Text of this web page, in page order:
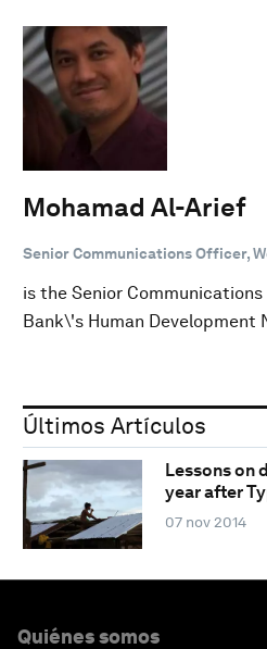
Mohamad Al-Arief
Senior Communications Officer,
is the Senior
Bank\'s Human Development
Últimos Artículos
Lessons on
year after
07 nov 2014
Quiénes somos